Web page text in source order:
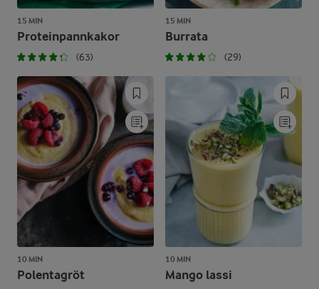
15 MIN
Proteinpannkakor
(63)
15 MIN
Burrata
(29)
10 MIN
Polentagröt
10 MIN
Mango lassi